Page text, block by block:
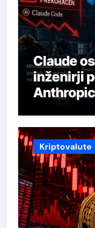
Claude
inženirji
svojega
Kriptovalute